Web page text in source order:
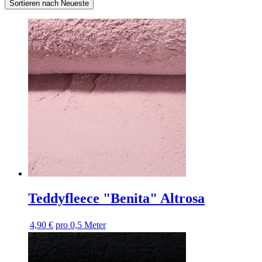
Sortieren nach Neueste
Teddyfleece "Benita" Altrosa
4,90 € pro 0,5 Meter